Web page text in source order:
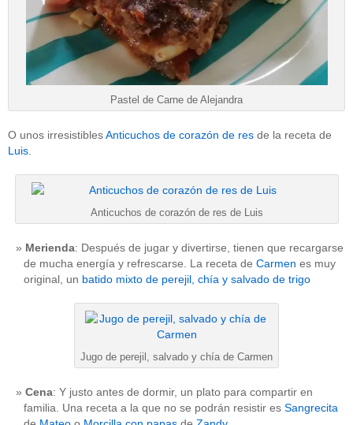
Pastel de Carne de Alejandra
O unos irresistiblesAnticuchos de corazón de res de la receta de
Luis.
Anticuchos de corazón de res de Luis
Merienda: Después de jugar y divertirse, tienen que recargarse
de mucha energía y refrescarse. La receta de Carmen es muy
original, un batido mixto de perejil, chía y salvado de trigo
Jugo de perejil, salvado y chía de Carmen
Cena: Y justo antes de dormir, un plato para compartir en
familia. Una receta a la que no se podrán resistir es Sangrecita